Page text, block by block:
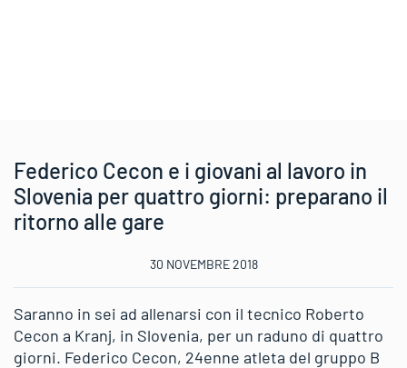
Federico Cecon e i giovani al lavoro in
Slovenia per quattro giorni: preparano il
ritorno alle gare
30 NOVEMBRE 2018
Saranno in sei ad allenarsi con il tecnico Roberto
Cecon a Kranj, in Slovenia, per un raduno di quattro
giorni. Federico Cecon, 24enne atleta del gruppo B